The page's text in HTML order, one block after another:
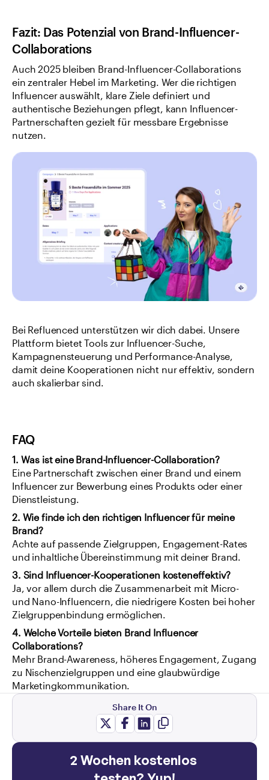
Fazit: Das Potenzial von Brand-Influencer-
Collaborations
Auch 2025 bleiben Brand-Influencer-Collaborations
ein zentraler Hebel im Marketing. Wer die richtigen
Influencer auswählt, klare Ziele definiert und
authentische Beziehungen pflegt, kann Influencer-
Partnerschaften gezielt für messbare Ergebnisse
nutzen.
Bei Refluenced unterstützen wir dich dabei. Unsere
Plattform bietet Tools zur Influencer-Suche,
Kampagnensteuerung und Performance-Analyse,
damit deine Kooperationen nicht nur effektiv, sondern
auch skalierbar sind.
FAQ
1. Was ist eine Brand-Influencer-Collaboration?
Eine Partnerschaft zwischen einer Brand und einem
Influencer zur Bewerbung eines Produkts oder einer
Dienstleistung.
2. Wie finde ich den richtigen Influencer für meine
Brand?
Achte auf passende Zielgruppen, Engagement-Rates
und inhaltliche Übereinstimmung mit deiner Brand.
3. Sind Influencer-Kooperationen kosteneffektiv?
Ja, vor allem durch die Zusammenarbeit mit Micro-
und Nano-Influencern, die niedrigere Kosten bei hoher
Zielgruppenbindung ermöglichen.
4. Welche Vorteile bieten Brand Influencer
Collaborations?
Mehr Brand-Awareness, höheres Engagement, Zugang
zu Nischenzielgruppen und eine glaubwürdige
Marketingkommunikation.
Share It On
2 Wochen kostenlos